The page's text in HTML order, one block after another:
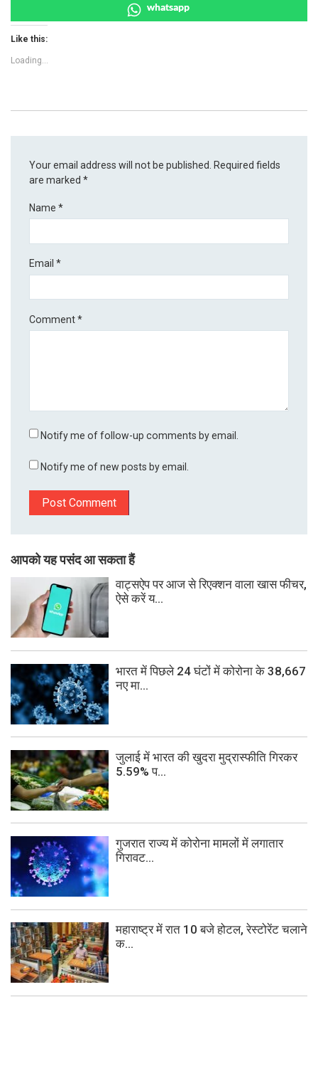
whatsapp
Like this:
Loading...
Your email address will not be published. Required fields
are marked*
Name*
Email*
Comment*
Notify me of follow-up comments by email.
Notify me of new posts by email.
आपको यह पसंद आ सकता हैं
वाट्सऐप पर आज से रिएक्शन वाला खास फीचर,
ऐसे करें य...
भारत में पिछले 24 घंटों में कोरोना के 38,667
नए मा...
जुलाई में भारत की खुदरा मुद्रास्फीति गिरकर
5.59% प...
गुजरात राज्य में कोरोना मामलों में लगातार
गिरावट...
महाराष्ट्र में रात 10 बजे होटल, रेस्टोरेंट चलाने
क...